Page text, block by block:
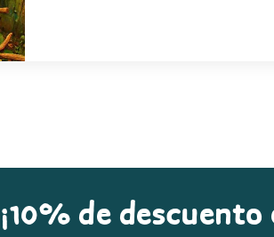
¡10% de